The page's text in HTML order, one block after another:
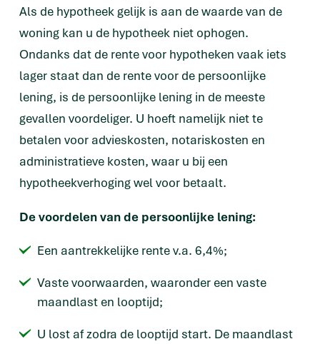
Als de hypotheek gelijk is aan de waarde van de
woning kan u de hypotheek niet ophogen.
Ondanks dat de rente voor hypotheken vaak iets
lager staat dan de rente voor de persoonlijke
lening, is de persoonlijke lening in de meeste
gevallen voordeliger. U hoeft namelijk niet te
betalen voor advieskosten, notariskosten en
administratieve kosten, waar u bij een
hypotheekverhoging wel voor betaalt.
De voordelen van de persoonlijke lening:
Een aantrekkelijke rente v.a. 6,4%;
Vaste voorwaarden, waaronder een vaste
maandlast en looptijd;
U lost af zodra de looptijd start. De maandlast